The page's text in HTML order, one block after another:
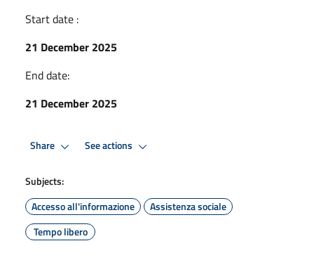
Start date :
21 December 2025
End date:
21 December 2025
Share See actions
Subjects:
Accesso all'informazione
Assistenza sociale
Tempo libero